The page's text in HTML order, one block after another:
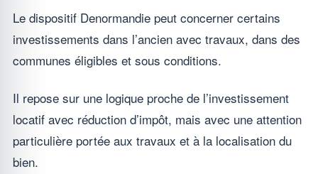
Le dispositif Denormandie peut concerner certains
investissements dans l’ancien avec travaux, dans des
communes éligibles et sous conditions.
Il repose sur une logique proche de l’investissement
locatif avec réduction d’impôt, mais avec une attention
particulière portée aux travaux et à la localisation du
bien.